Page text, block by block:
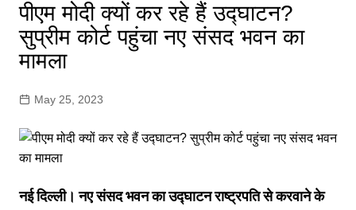
पीएम मोदी क्यों कर रहे हैं उद्घाटन?
सुप्रीम कोर्ट पहुंचा नए संसद भवन का
मामला
May 25, 2023
नई दिल्ली। नए संसद भवन का उद्घाटन राष्ट्रपति से करवाने के